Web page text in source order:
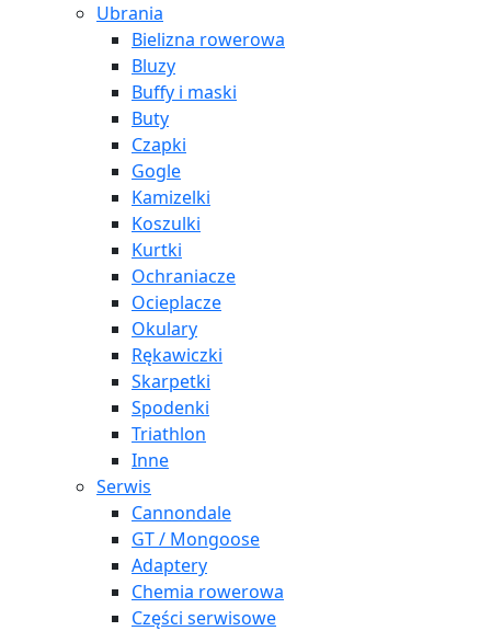
Ubrania
Bielizna rowerowa
Bluzy
Buffy i maski
Buty
Czapki
Gogle
Kamizelki
Koszulki
Kurtki
Ochraniacze
Ocieplacze
Okulary
Rękawiczki
Skarpetki
Spodenki
Triathlon
Inne
Serwis
Cannondale
GT / Mongoose
Adaptery
Chemia rowerowa
Części serwisowe